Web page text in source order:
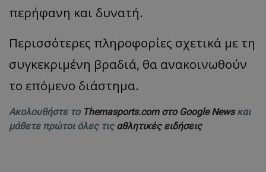
περήφανη και δυνατή.
Περισσότερες πληροφορίες σχετικά με τη
συγκεκριμένη βραδιά, θα ανακοινωθούν
το επόμενο διάστημα.
Ακολουθήστε το Themasports.com στο Google Newsκαι
μάθετε πρώτοι όλες τις αθλητικές ειδήσεις